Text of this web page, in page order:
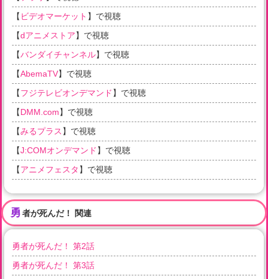
【 ビデオマーケット 】で視聴
【dアニメストア】で視聴
【バンダイチャンネル】で視聴
【AbemaTV】で視聴
【フジテレビオンデマンド 】で視聴
【DMM.com】で視聴
【みるプラス 】で視聴
【J:COMオンデマンド 】で視聴
【アニメフェスタ 】で視聴
勇者が死んだ！ 関連
勇者が死んだ！ 第2話
勇者が死んだ！ 第3話